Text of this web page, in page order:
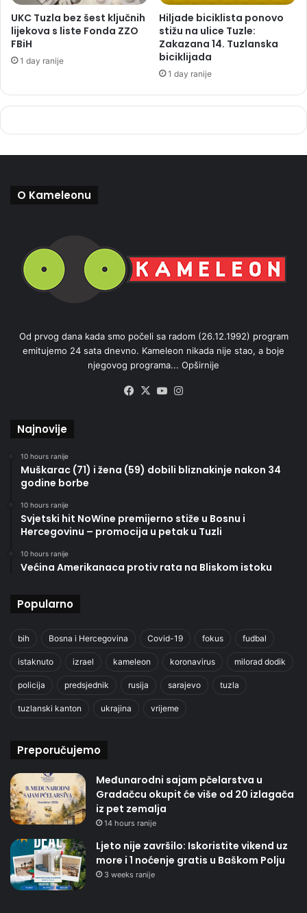
UKC Tuzla bez šest ključnih
lijekova s liste Fonda ZZO
FBiH
1 day ranije
Hiljade biciklista ponovo
stižu na ulice Tuzle:
Zakazana 14. Tuzlanska
biciklijada
1 day ranije
O Kameleonu
Od prvog dana kada smo počeli sa radom (26.12.1992) program
emitujemo 24 sata dnevno. Kameleon nikada nije stao, a boje
njegovog programa... Opširnije
Facebook
X YouTube
Najnovije
10 hours ranije
Muškarac (71) i žena (59) dobili bliznakinje nakon 34
godine borbe
10 hours ranije
Svjetski hit NoWine premijerno stiže u Bosnu i
Hercegovinu – promocija u petak u Tuzli
10 hours ranije
Većina Amerikanaca protiv rata na Bliskom istoku
Popularno
bih Bosna i Hercegovina Covid-19 fokus fudbal
istaknuto izrael kameleon koronavirus milorad dodik
policija predsjednik rusija sarajevo tuzla
tuzlanski kanton ukrajina vrijeme
Preporučujemo
Međunarodni sajam pčelarstva u
Gradačcu okupit će više od 20 izlagača
iz pet zemalja
14 hours ranije
Ljeto nije završilo: Iskoristite vikend uz
more i 1 noćenje gratis u Baškom Polju
3 weeks ranije